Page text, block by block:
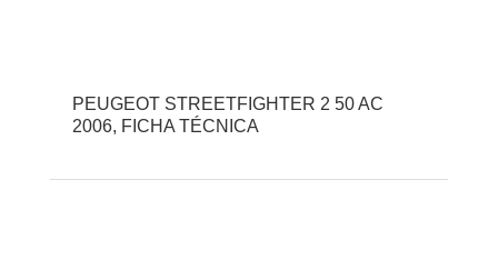
PEUGEOT STREETFIGHTER 2 50 AC
2006, FICHA TÉCNICA